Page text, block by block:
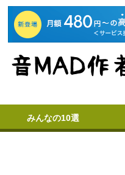
みんなの10選